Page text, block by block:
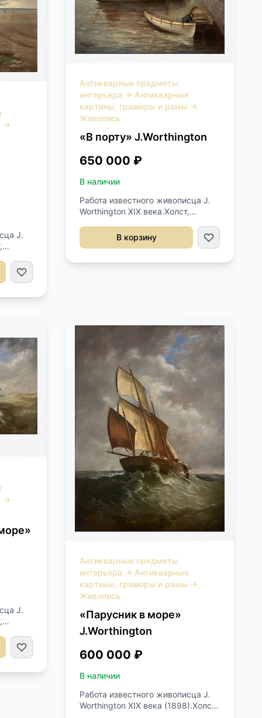
→
J.
Антикварные предметы
интерьера → Антикварные
картины, гравюры и рамы →
Живопись
«В порту» J.Worthington
650 000 ₽
В наличии
Работа известного живописца J.
Worthington XIX века.Холст,
реставрация картины.Подпись
левый нижний угол.Размер
В корзину
→
J.
Антикварные предметы
интерьера → Антикварные
картины, гравюры и рамы →
Живопись
«Парусник в море»
J.Worthington
600 000 ₽
В наличии
Работа известного живописца J.
Worthington XIX века (1898).Холст,